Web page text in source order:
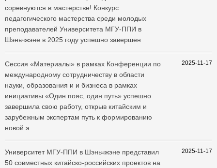
соревнуются в мастерстве! Конкурс
педагогического мастерства среди молодых
преподавателей Университета МГУ-ППИ в
Шэньчжэне в 2025 году успешно завершен
Сессия «Материалы» в рамках Конференции по
международному сотрудничеству в области
науки, образования и и бизнеса в рамках
инициативы «Один пояс, один путь» успешно
завершила свою работу, открыв китайским и
зарубежным экспертам путь к формированию
новой э
2025-11-17
​Университет МГУ-ППИ в Шэньчжэне представил
50 совместных китайско-российских проектов на
2025-11-17